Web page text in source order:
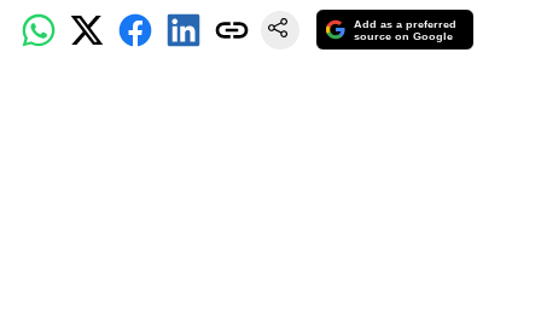
Add as a preferred
source on Google